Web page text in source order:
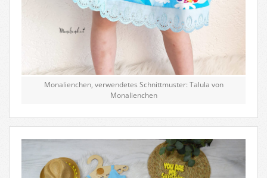
Monalienchen, verwendetes Schnittmuster: Talula von
Monalienchen